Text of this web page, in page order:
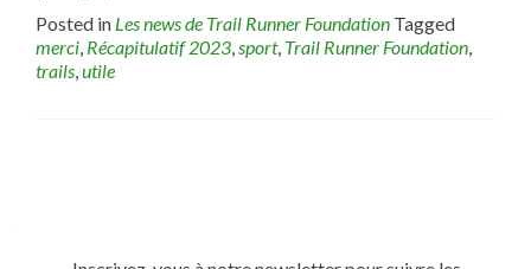
Posted in Les news de Trail Runner Foundation Tagged
merci, Récapitulatif 2023,sport, Trail Runner Foundation,
trails,utile